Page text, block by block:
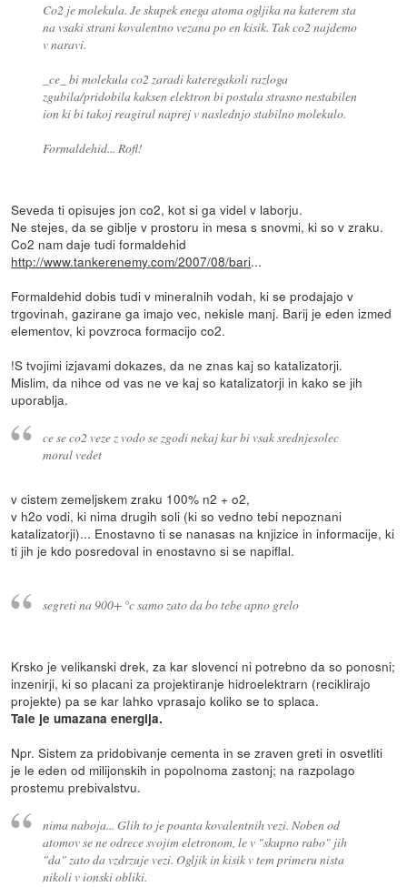
Co2 je molekula. Je skupek enega atoma ogljika na katerem sta
na vsaki strani kovalentno vezana po en kisik. Tak co2 najdemo
v naravi.
_ce_ bi molekula co2 zaradi kateregakoli razloga
zgubila/pridobila kaksen elektron bi postala strasno nestabilen
ion ki bi takoj reagiral naprej v naslednjo stabilno molekulo.
Formaldehid... Rofl!
Seveda ti opisujes jon co2, kot si ga videl v laborju.
Ne stejes, da se giblje v prostoru in mesa s snovmi, ki so v zraku.
Co2 nam daje tudi formaldehid
http://www.tankerenemy.com/2007/08/bari...
Formaldehid dobis tudi v mineralnih vodah, ki se prodajajo v
trgovinah, gazirane ga imajo vec, nekisle manj. Barij je eden izmed
elementov, ki povzroca formacijo co2.
!S tvojimi izjavami dokazes, da ne znas kaj so katalizatorji.
Mislim, da nihce od vas ne ve kaj so katalizatorji in kako se jih
uporablja.
ce se co2 veze z vodo se zgodi nekaj kar bi vsak srednjesolec
moral vedet
v cistem zemeljskem zraku 100% n2 + o2,
v h2o vodi, ki nima drugih soli (ki so vedno tebi nepoznani
katalizatorji)... Enostavno ti se nanasas na knjizice in informacije, ki
ti jih je kdo posredoval in enostavno si se napiflal.
segreti na 900+ °c samo zato da bo tebe apno grelo
Krsko je velikanski drek, za kar slovenci ni potrebno da so ponosni;
inzenirji, ki so placani za projektiranje hidroelektrarn (reciklirajo
projekte) pa se kar lahko vprasajo koliko se to splaca.
Tale je umazana energija.
Npr. Sistem za pridobivanje cementa in se zraven greti in osvetliti
je le eden od milijonskih in popolnoma zastonj; na razpolago
prostemu prebivalstvu.
nima naboja... Glih to je poanta kovalentnih vezi. Noben od
atomov se ne odrece svojim eletronom, le v "skupno rabo" jih
"da" zato da vzdrzuje vezi. Ogljik in kisik v tem primeru nista
nikoli v ionski obliki.